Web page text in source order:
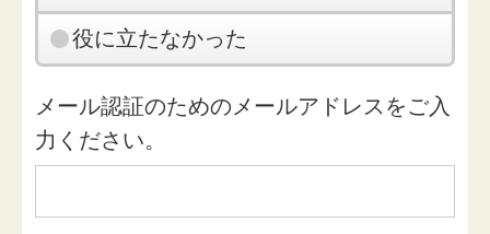
役に立たなかった
メール認証のためのメールアドレスをご入
力ください。